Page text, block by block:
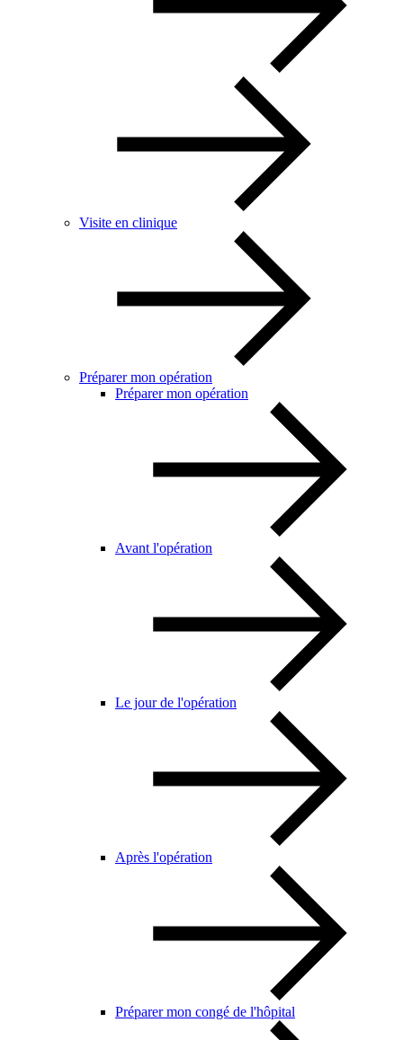
Visite en clinique
Préparer mon opération
Préparer mon opération
Avant l'opération
Le jour de l'opération
Après l'opération
Préparer mon congé de l'hôpital